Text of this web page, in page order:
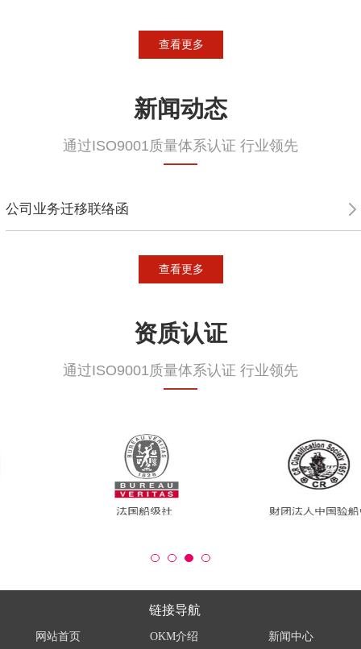
查看更多
新闻动态
通过ISO9001质量体系认证 行业领先
公司业务迁移联络函
查看更多
资质认证
通过ISO9001质量体系认证 行业领先
链接导航
网站首页 OKM介绍 新闻中心